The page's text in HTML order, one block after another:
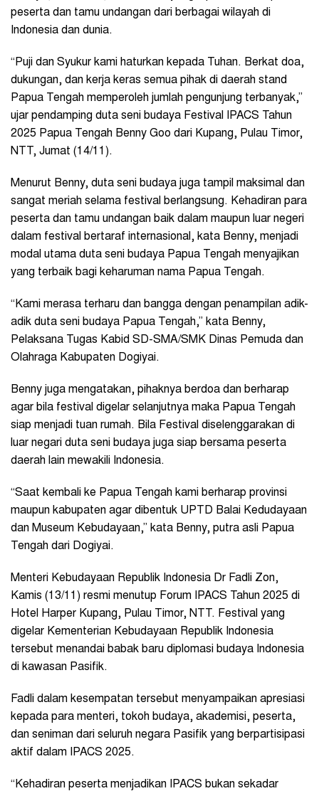
peserta dan tamu undangan dari berbagai wilayah di
Indonesia dan dunia.
“Puji dan Syukur kami haturkan kepada Tuhan. Berkat doa,
dukungan, dan kerja keras semua pihak di daerah stand
Papua Tengah memperoleh jumlah pengunjung terbanyak,”
ujar pendamping duta seni budaya Festival IPACS Tahun
2025 Papua Tengah Benny Goo dari Kupang, Pulau Timor,
NTT, Jumat (14/11).
Menurut Benny, duta seni budaya juga tampil maksimal dan
sangat meriah selama festival berlangsung. Kehadiran para
peserta dan tamu undangan baik dalam maupun luar negeri
dalam festival bertaraf internasional, kata Benny, menjadi
modal utama duta seni budaya Papua Tengah menyajikan
yang terbaik bagi keharuman nama Papua Tengah.
“Kami merasa terharu dan bangga dengan penampilan adik-
adik duta seni budaya Papua Tengah,” kata Benny,
Pelaksana Tugas Kabid SD-SMA/SMK Dinas Pemuda dan
Olahraga Kabupaten Dogiyai.
Benny juga mengatakan, pihaknya berdoa dan berharap
agar bila festival digelar selanjutnya maka Papua Tengah
siap menjadi tuan rumah. Bila Festival diselenggarakan di
luar negari duta seni budaya juga siap bersama peserta
daerah lain mewakili Indonesia.
“Saat kembali ke Papua Tengah kami berharap provinsi
maupun kabupaten agar dibentuk UPTD Balai Kedudayaan
dan Museum Kebudayaan,” kata Benny, putra asli Papua
Tengah dari Dogiyai.
Menteri Kebudayaan Republik Indonesia Dr Fadli Zon,
Kamis (13/11) resmi menutup Forum IPACS Tahun 2025 di
Hotel Harper Kupang, Pulau Timor, NTT. Festival yang
digelar Kementerian Kebudayaan Republik Indonesia
tersebut menandai babak baru diplomasi budaya Indonesia
di kawasan Pasifik.
Fadli dalam kesempatan tersebut menyampaikan apresiasi
kepada para menteri, tokoh budaya, akademisi, peserta,
dan seniman dari seluruh negara Pasifik yang berpartisipasi
aktif dalam IPACS 2025.
“Kehadiran peserta menjadikan IPACS bukan sekadar